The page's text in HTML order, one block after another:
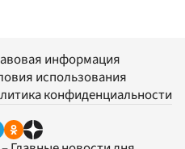
информация
использования
конфиденциальности